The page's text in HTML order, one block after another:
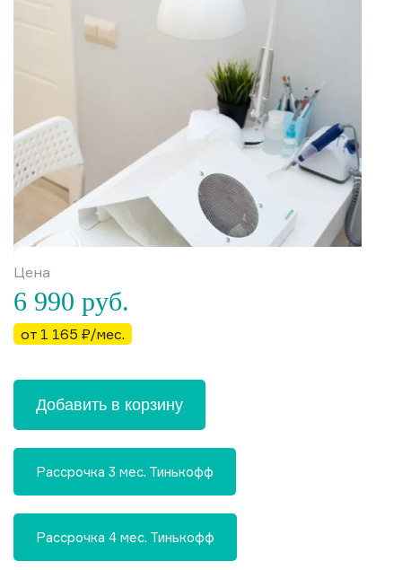
Цена
6 990 руб.
от 1 165 ₽/мес.
Добавить в корзину
Рассрочка 3 мес. Тинькофф
Рассрочка 4 мес. Тинькофф